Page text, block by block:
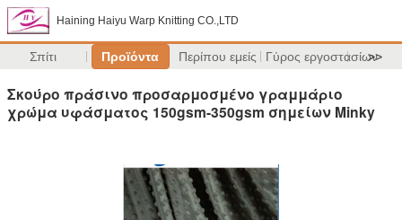
Haining Haiyu Warp Knitting CO.,LTD
Σπίτι Προϊόντα Περίπου εμείς Γύρος εργοστασίων
>>
Σκούρο πράσινο προσαρμοσμένο γραμμάριο
χρώμα υφάσματος 150gsm-350gsm σημείων Minky